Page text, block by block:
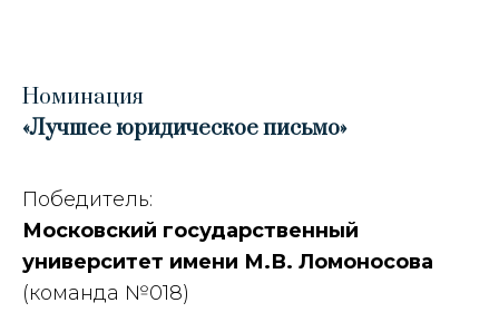
Номинация
«Лучшее юридическое письмо»
Победитель:
Московский государственный
университет имени М.В. Ломоносова
(команда №018)